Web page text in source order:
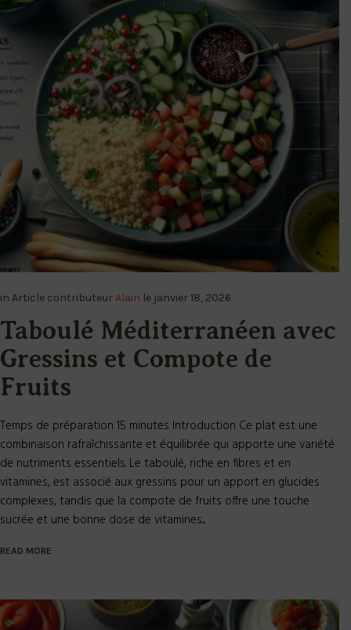
in Article contributeurAlain le janvier 18, 2026
Taboulé Méditerranéen avec
Gressins et Compote de
Fruits
Temps de préparation 15 minutes Introduction Ce plat est une
combinaison rafraîchissante et équilibrée qui apporte une variété
de nutriments essentiels. Le taboulé, riche en fibres et en
vitamines, est associé aux gressins pour un apport en glucides
complexes, tandis que la compote de fruits offre une touche
sucrée et une bonne dose de vitamines....
READ MORE